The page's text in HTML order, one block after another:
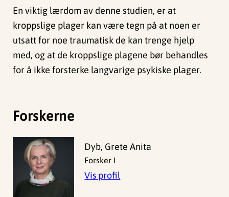
En viktig lærdom av denne studien, er at
kroppslige plager kan være tegn på at noen er
utsatt for noe traumatisk de kan trenge hjelp
med, og at de kroppslige plagene bør behandles
for å ikke forsterke langvarige psykiske plager.
Forskerne
Dyb, Grete Anita
Forsker I
Vis profil